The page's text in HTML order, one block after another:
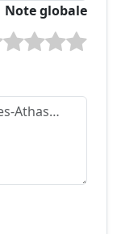
Note globale